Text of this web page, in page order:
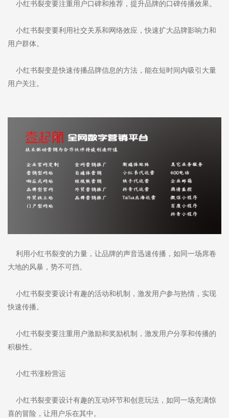
小红书裂变要注重用户口碑和推荐，提升品牌的口碑传播效果。
小红书裂变要利用社交关系和网络效应，快速扩大品牌影响力和
用户群体。
小红书裂变是快速传播品牌信息的方法，能在短时间内吸引大量
用户关注。
利用小红书裂变的力量，让品牌的声音迅速传播，如同一场席卷
大地的风暴，势不可挡。
小红书裂变要设计有趣的活动和机制，激发用户参与热情，实现
快速传播。
小红书裂变要注重用户激励和奖励机制，激发用户分享和传播的
积极性。
小红书涨粉营运
小红书裂变要设计有趣的互动环节和创意玩法，如同一场充满惊
喜的冒险，让用户乐在其中。